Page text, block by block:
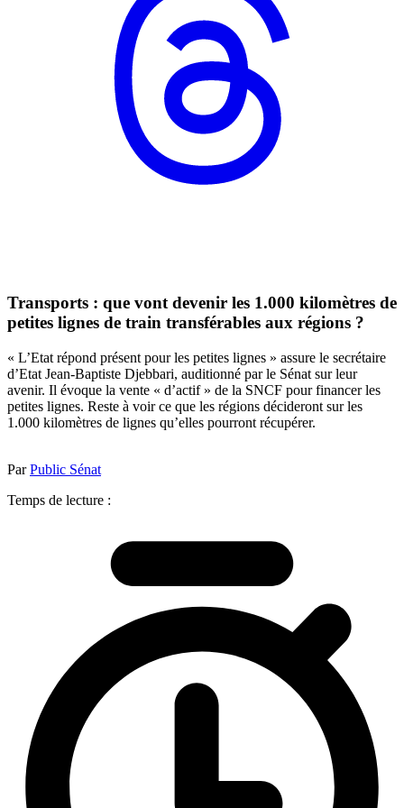
Transports : que vont devenir les 1.000 kilomètres de
petites lignes de train transférables aux régions ?
« L’Etat répond présent pour les petites lignes » assure le secrétaire
d’Etat Jean-Baptiste Djebbari, auditionné par le Sénat sur leur
avenir. Il évoque la vente « d’actif » de la SNCF pour financer les
petites lignes. Reste à voir ce que les régions décideront sur les
1.000 kilomètres de lignes qu’elles pourront récupérer.
ParPublic Sénat
Temps de lecture :